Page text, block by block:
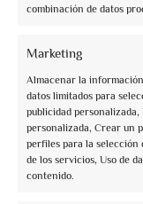
combinación de datos
Marketing
Almacenar la
datos limitados para
publicidad
personalizada, Crear un
perfiles para la selección
de los servicios, Uso de
contenido.